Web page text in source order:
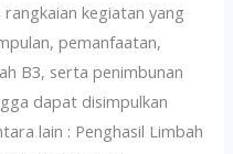
kegiatan yang
pemanfaatan,
B3, serta penimbunan
dapat disimpulkan
lain : Penghasil Limbah